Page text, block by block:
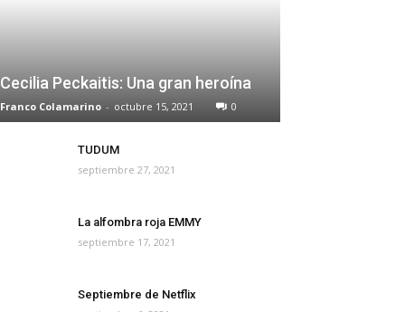
Cecilia Peckaitis: Una gran heroína
Franco Colamarino - octubre 15, 2021 0
TUDUM
septiembre 27, 2021
La alfombra roja EMMY
septiembre 17, 2021
Septiembre de Netflix